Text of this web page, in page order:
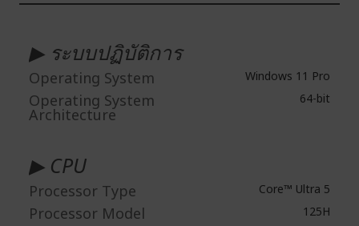
เติม
▶ ระบบปฏิบัติการ
Operating System Windows 11 Pro
Operating System
Architecture
64-bit
▶ CPU
Processor Type Core™ Ultra 5
Processor Model 125H